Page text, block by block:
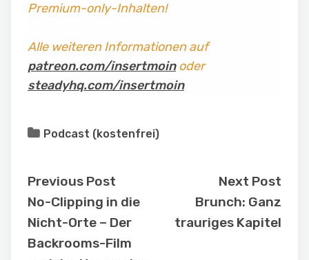
Premium-only-Inhalten!
Alle weiteren Informationen auf
patreon.com/insertmoinoder
steadyhq.com/insertmoin
Podcast (kostenfrei)
Previous Post
No-Clipping in die
Nicht-Orte – Der
Backrooms-Film
Next Post
Brunch: Ganz
trauriges Kapitel